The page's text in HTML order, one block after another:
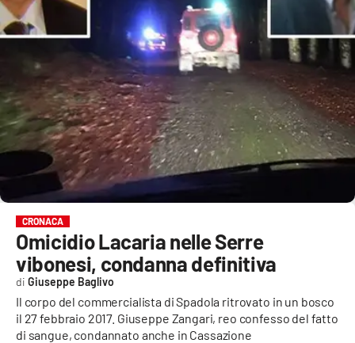
CULTURA
ECONOMIA E LAVORO
EVENTI
SPORT
Streaming
LAC TV
LAC NETWORK
LAC ONAIR
LaC
Network
CRONACA
Omicidio Lacaria nelle Serre
vibonesi, condanna definitiva
Il corpo del commercialista di Spadola ritrovato in un bosco
il 27 febbraio 2017. Giuseppe Zangari, reo confesso del fatto
di sangue, condannato anche in Cassazione
Giuseppe Baglivo